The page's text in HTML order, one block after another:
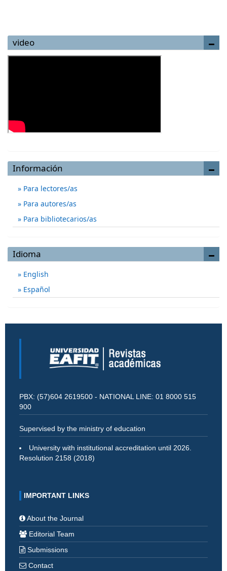
video
Información
Para lectores/as
Para autores/as
Para bibliotecarios/as
Idioma
English
Español
PBX: (57)604 2619500 - NATIONAL LINE: 01 8000 515
900
Supervised by the ministry of education
University with institutional accreditation until 2026.
Resolution 2158 (2018)
IMPORTANT LINKS
About the Journal
Editorial Team
Submissions
Contact